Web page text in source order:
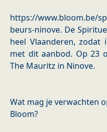
https://www.bloom.be/
beurs-ninove. De
heel Vlaanderen, zodat
met dit aanbod. Op 23
The Mauritz in Ninove.
Wat mag je verwachten
Bloom?